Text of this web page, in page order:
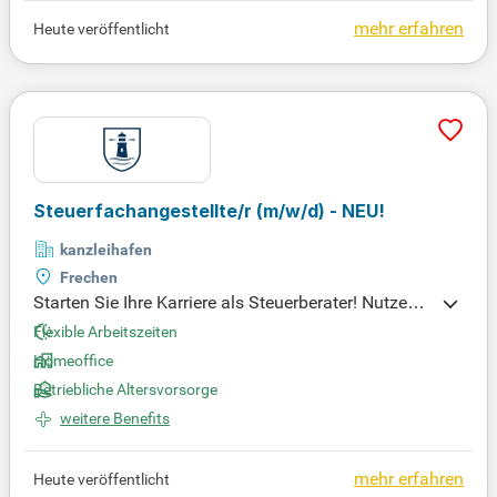
tepStone.de unseren Jobagenten aktivieren. Dort fi
nden Sie aktuelle Stellenanzeigen, Gehaltsdaten un
mehr erfahren
Heute veröffentlicht
Steuerfachangestellte/r (m/w/d) - NEU!
kanzleihafen
Frechen
Starten Sie Ihre Karriere als Steuerberater! Nutzen
Sie die Chance, sich in einem dynamischen Umfeld
weiterzuentwickeln und Ihre Fähigkeiten in einem z
ukunftssicheren Beruf zu entfalten.
Flexible Arbeitszeiten
Homeoffice
Betriebliche Altersvorsorge
weitere Benefits
mehr erfahren
Heute veröffentlicht